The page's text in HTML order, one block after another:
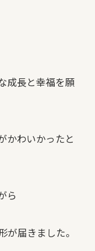
成長と幸福を願
かわいかったと
ら
届きました。